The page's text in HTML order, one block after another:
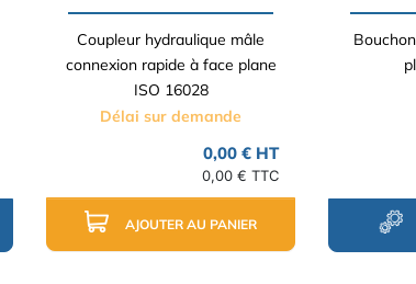
Coupleur hydraulique mâle
connexion rapide à face plane
ISO 16028
Délai sur demande
0,00 € HT
0,00 € TTC
AJOUTER AU PANIER